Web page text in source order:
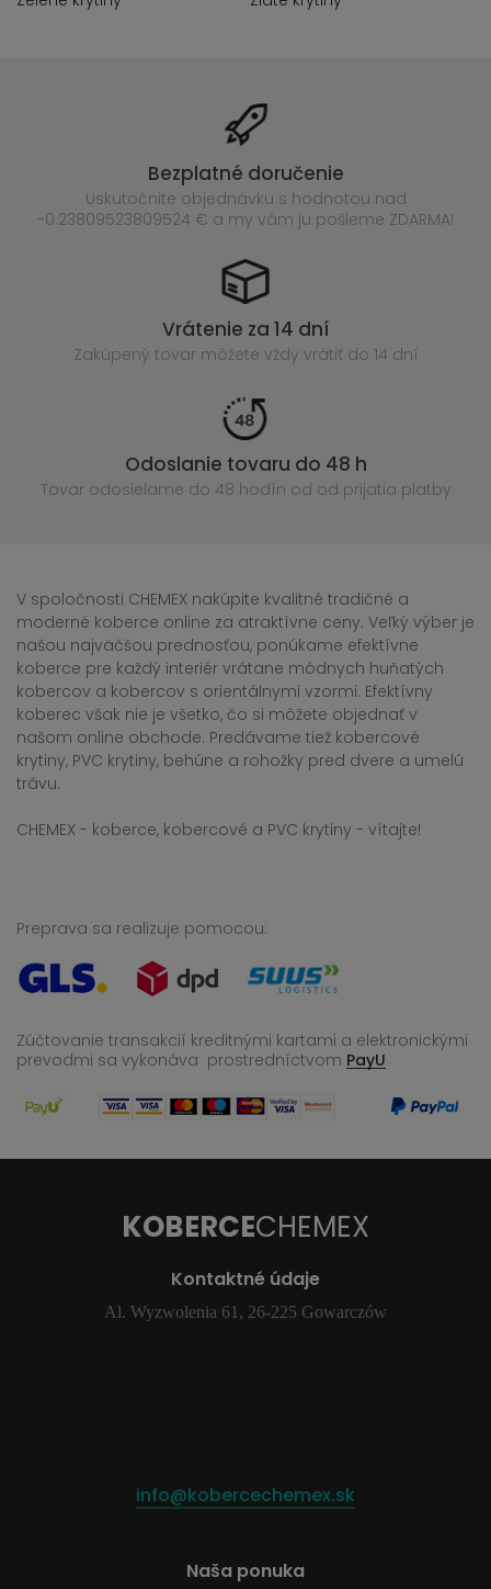
Bezplatné doručenie
Uskutočnite objednávku s hodnotou nad
-0.23809523809524 € a my vám ju pošleme ZDARMA!
Vrátenie za 14 dní
Zakúpený tovar môžete vždy vrátiť do 14 dní
Odoslanie tovaru do 48 h
Tovar odosielame do 48 hodín od od prijatia platby
V spoločnosti CHEMEX nakúpite kvalitné tradičné a
moderné koberce online za atraktívne ceny. Veľký výber je
našou najväčšou prednosťou, ponúkame efektívne
koberce pre každý interiér vrátane módnych huňatých
kobercov a kobercov s orientálnymi vzormi. Efektívny
koberec však nie je všetko, čo si môžete objednať v
našom online obchode. Predávame tiež kobercové
krytiny, PVC krytiny, behúne a rohožky pred dvere a umelú
trávu.
CHEMEX - koberce, kobercové a PVC krytiny - vítajte!
Preprava sa realizuje pomocou:
Zúčtovanie transakcií kreditnými kartami a elektronickými
prevodmi sa vykonáva prostredníctvom PayU
KOBERCECHEMEX
Kontaktné údaje
Al. Wyzwolenia 61, 26-225 Gowarczów
info@kobercechemex.sk
Naša ponuka